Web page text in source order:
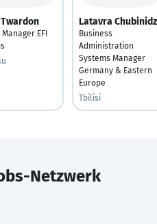
EFI
Latavra
Business
Administration
Systems Manager
Germany & Eastern
Europe
Tbilisi
Netzwerk